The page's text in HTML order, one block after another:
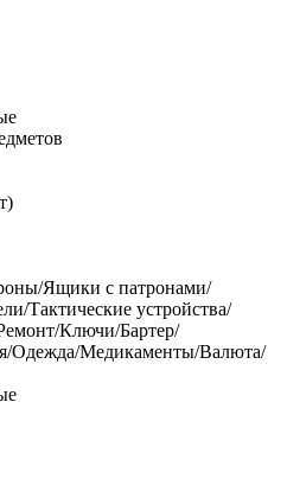
Ящики с патронами/
Тактические устройства/
Ключи/Бартер/
Одежда/Медикаменты/Валюта/